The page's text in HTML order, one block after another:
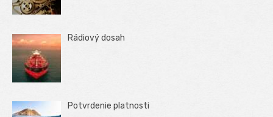
Rádiový dosah
Potvrdenie platnosti